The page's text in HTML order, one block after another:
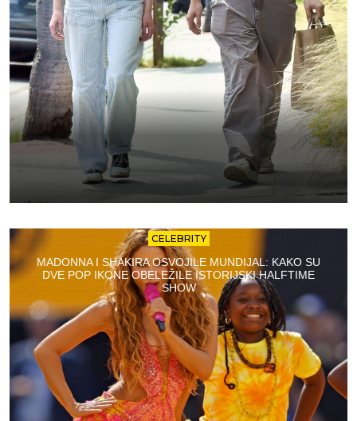
CELEBRITY
MADONNA I SHAKIRA OSVOJILE MUNDIJAL: KAKO SU
DVE POP IKONE OBELEŽILE ISTORIJSKI HALFTIME
SHOW